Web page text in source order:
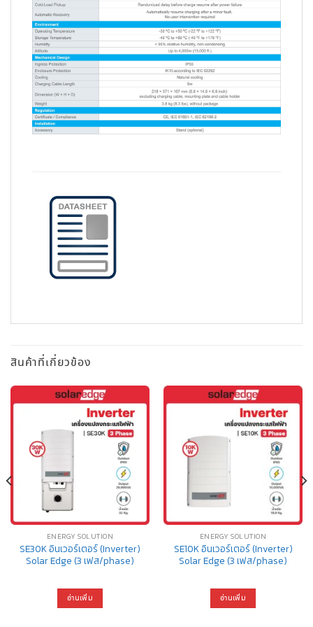
สินค้าที่เกี่ยวข้อง
ENERGY SOLUTION
SE30K อินเวอร์เตอร์ (Inverter)
Solar Edge (3 เฟส/phase)
อ่านเพิ่ม
ENERGY SOLUTION
SE10K อินเวอร์เตอร์ (Inverter)
Solar Edge (3 เฟส/phase)
อ่านเพิ่ม